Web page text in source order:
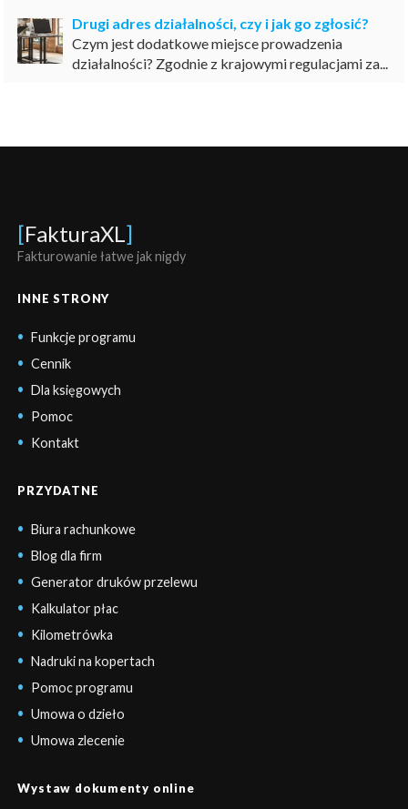
Drugi adres działalności, czy i jak go zgłosić?
Czym jest dodatkowe miejsce prowadzenia
działalności? Zgodnie z krajowymi regulacjami za...
[FakturaXL ]
Fakturowanie łatwe jak nigdy
INNE STRONY
Funkcje programu
Cennik
Dla księgowych
Pomoc
Kontakt
PRZYDATNE
Biura rachunkowe
Blog dla firm
Generator druków przelewu
Kalkulator płac
Kilometrówka
Nadruki na kopertach
Pomoc programu
Umowa o dzieło
Umowa zlecenie
Wystaw dokumenty online